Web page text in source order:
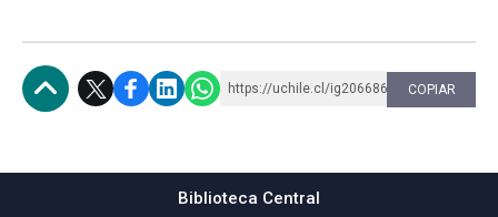
https://uchile.cl/ig206686 COPIAR
Biblioteca Central